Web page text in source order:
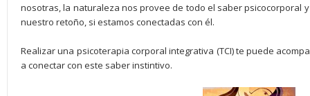
nosotras, la naturaleza nos provee de todo el saber psicocorporal
nuestro retoño, si estamos conectadas con él.
Realizar una psicoterapia corporal integrativa (TCI) te puede
a conectar con este saber instintivo.